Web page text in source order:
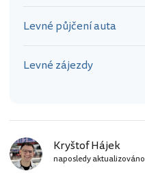
Levné půjčení auta
Levné zájezdy
Kryštof Hájek
naposledy aktualizováno